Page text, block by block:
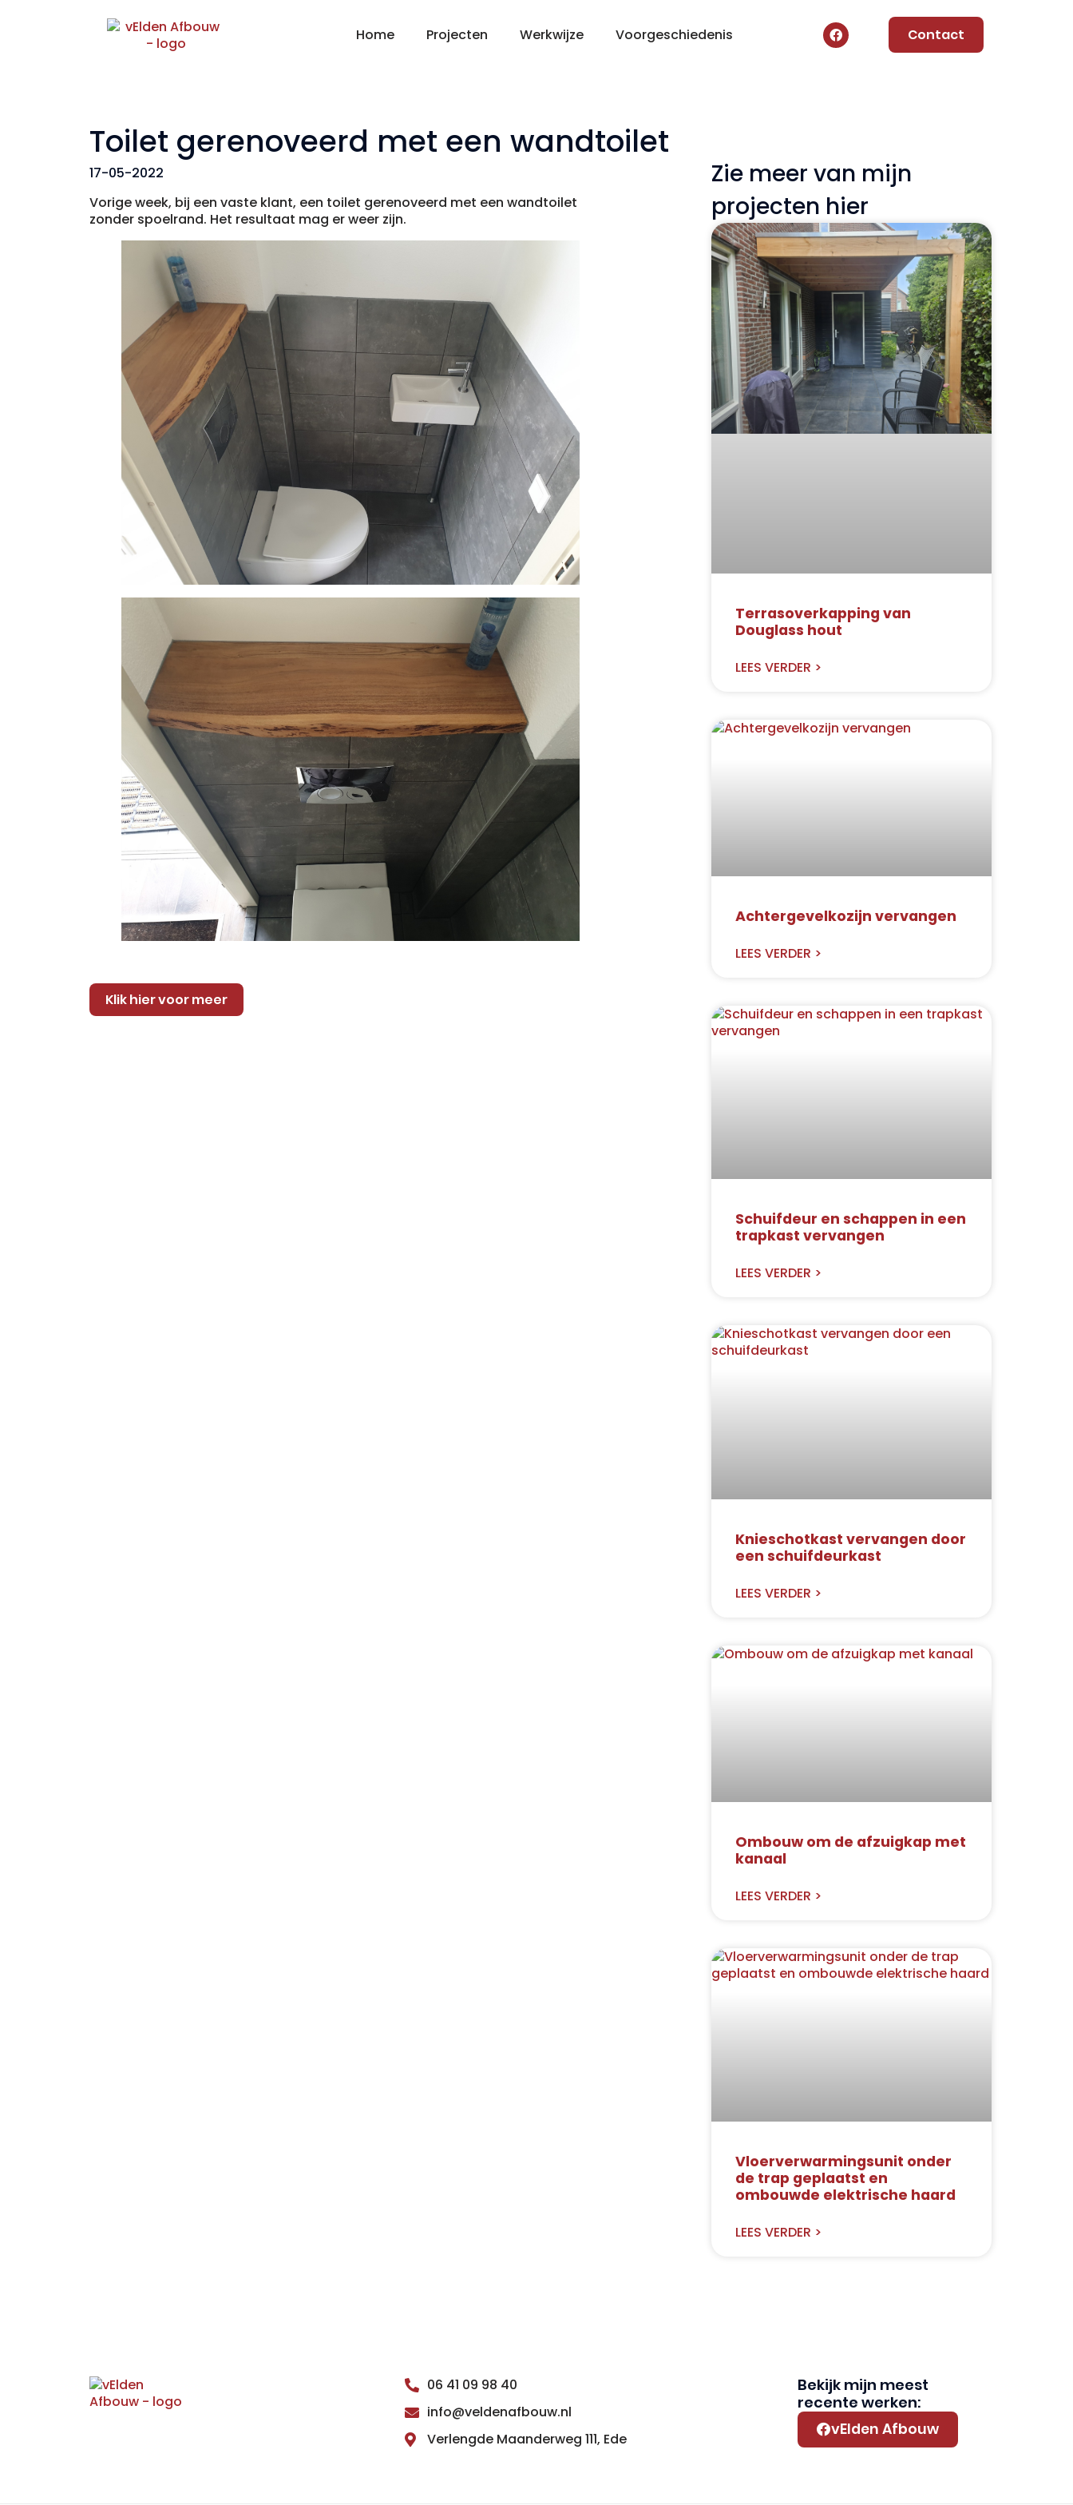
Home Projecten Werkwijze Voorgeschiedenis Contact
Toilet gerenoveerd met een wandtoilet
17-05-2022
Vorige week, bij een vaste klant, een toilet gerenoveerd met een wandtoilet
zonder spoelrand. Het resultaat mag er weer zijn.
Klik hier voor meer
Zie meer van mijn
projecten hier
Terrasoverkapping van
Douglass hout
LEES VERDER >
Achtergevelkozijn vervangen
LEES VERDER >
Schuifdeur en schappen in een
trapkast vervangen
LEES VERDER >
Knieschotkast vervangen door
een schuifdeurkast
LEES VERDER >
Ombouw om de afzuigkap met
kanaal
LEES VERDER >
Vloerverwarmingsunit onder
de trap geplaatst en
ombouwde elektrische haard
LEES VERDER >
06 41 09 98 40
info@veldenafbouw.nl
Verlengde Maanderweg 111, Ede
Bekijk mijn meest
recente werken:
vElden Afbouw